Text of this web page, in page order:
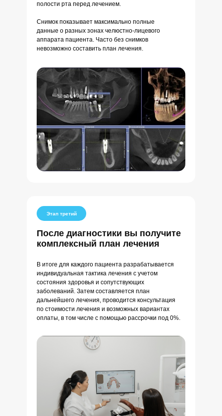
полости рта перед лечением.
Снимок показывает максимально полные
данные о разных зонах челюстно-лицевого
аппарата пациента. Часто без снимков
невозможно составить план лечения.
В итоге для каждого пациента разрабатывается
индивидуальная тактика лечения с учетом
состояния здоровья и сопутствующих
заболеваний. Затем составляется план
дальнейшего лечения, проводится консультация
по стоимости лечения и возможных вариантах
оплаты, в том числе с помощью рассрочки под 0%.
Этап третий
После диагностики вы получите
комплексный план лечения